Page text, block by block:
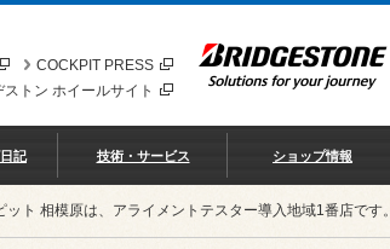
COCKPIT PRESS
ストン ホイールサイト
記 技術・サービス ショップ情報
ット 相模原は、アライメントテスター導入地域1番店です。